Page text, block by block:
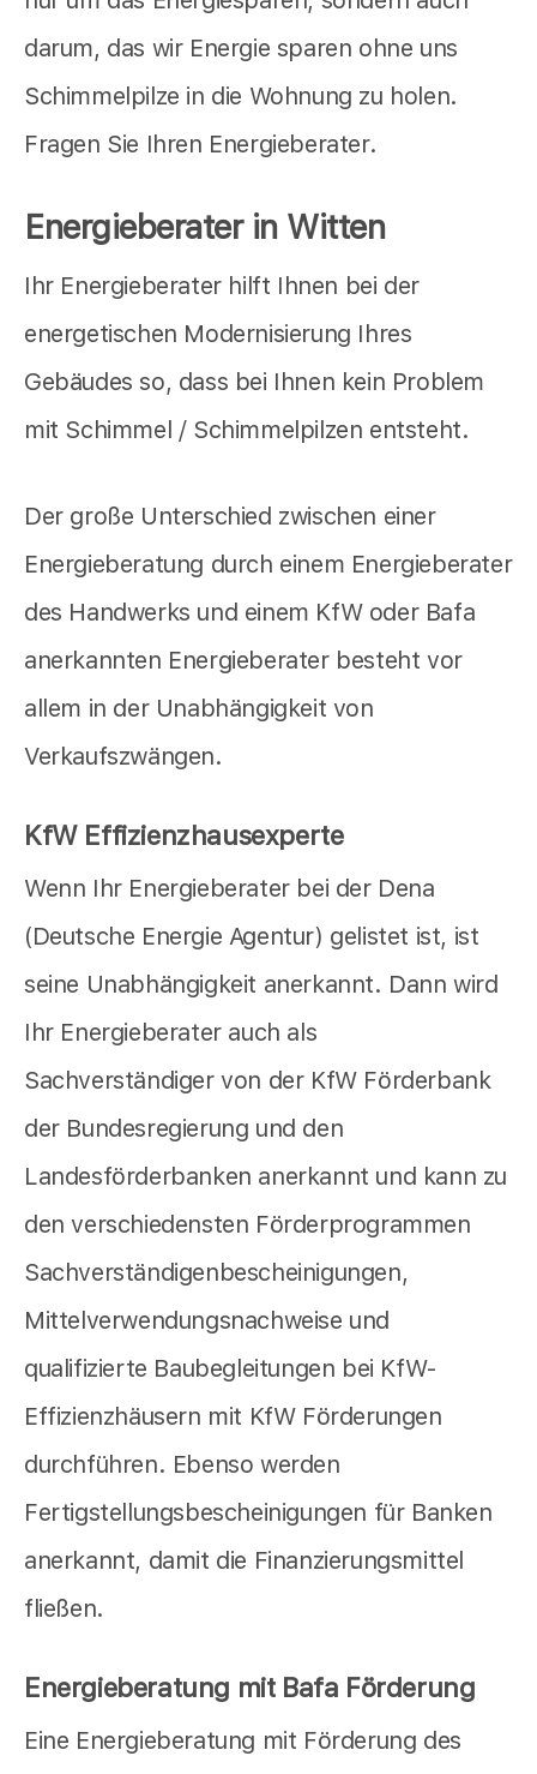
darum, das wir Energie sparen ohne uns
Schimmelpilze in die Wohnung zu holen.
Fragen Sie Ihren Energieberater.
Energieberater in Witten
Ihr Energieberater hilft Ihnen bei der
energetischen Modernisierung Ihres
Gebäudes so, dass bei Ihnen kein Problem
mit Schimmel / Schimmelpilzen entsteht.
Der große Unterschied zwischen einer
Energieberatung durch einem Energieberater
des Handwerks und einem KfW oder Bafa
anerkannten Energieberater besteht vor
allem in der Unabhängigkeit von
Verkaufszwängen.
KfW Effizienzhausexperte
Wenn Ihr Energieberater bei der Dena
(Deutsche Energie Agentur) gelistet ist, ist
seine Unabhängigkeit anerkannt. Dann wird
Ihr Energieberater auch als
Sachverständiger von der KfW Förderbank
der Bundesregierung und den
Landesförderbanken anerkannt und kann zu
den verschiedensten Förderprogrammen
Sachverständigenbescheinigungen,
Mittelverwendungsnachweise und
qualifizierte Baubegleitungen bei KfW-
Effizienzhäusern mit KfW Förderungen
durchführen. Ebenso werden
Fertigstellungsbescheinigungen für Banken
anerkannt, damit die Finanzierungsmittel
fließen.
Energieberatung mit Bafa Förderung
Eine Energieberatung mit Förderung des